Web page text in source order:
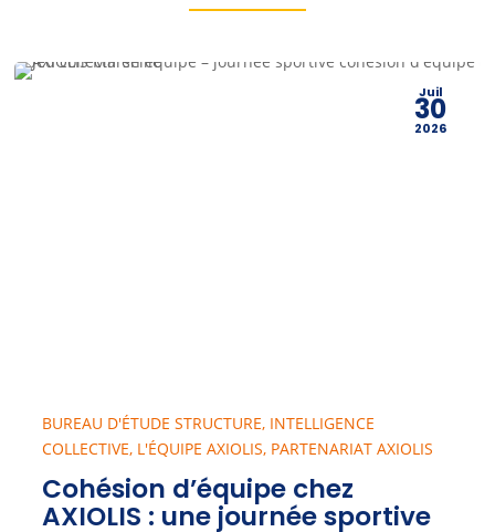
Juil
30
2026
BUREAU D'ÉTUDE STRUCTURE, INTELLIGENCE
COLLECTIVE, L'ÉQUIPE AXIOLIS, PARTENARIAT AXIOLIS
Cohésion d’équipe chez
AXIOLIS : une journée sportive